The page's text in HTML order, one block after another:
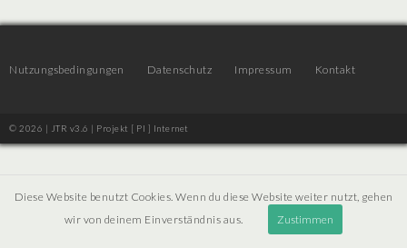
Nutzungsbedingungen Datenschutz Impressum Kontakt
© 2026 | JTR v3.6 | Projekt [ PI ] Internet
Diese Website benutzt Cookies. Wenn du diese Website weiter nutzt, gehen
wir von deinem Einverständnis aus.
Zustimmen